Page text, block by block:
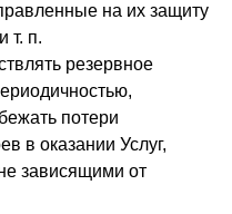
на их защиту
т. п.
резервное
потери
в оказании Услуг,
зависящими от